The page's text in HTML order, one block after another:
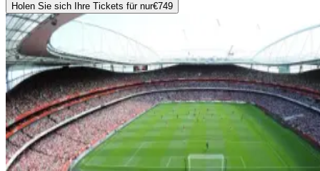
Holen Sie sich Ihre Tickets für nur€749